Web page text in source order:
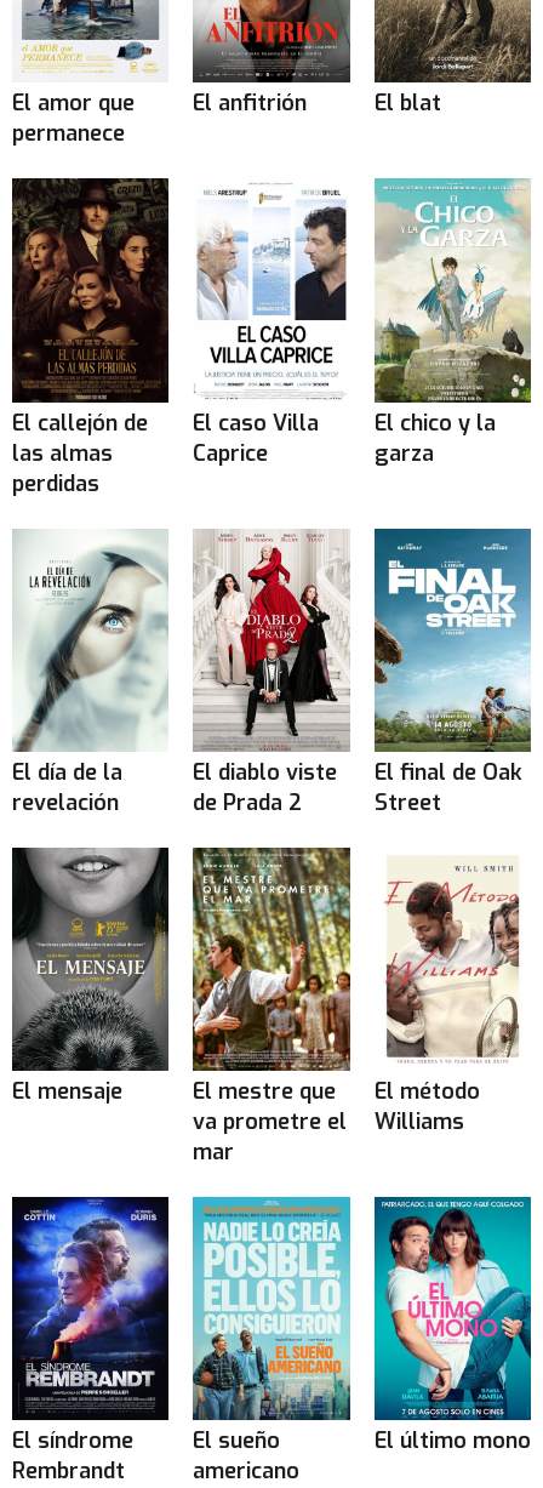
El amor que
permanece
El anfitrión El blat
El callejón de
las almas
perdidas
El caso Villa
Caprice
El chico y la
garza
El día de la
revelación
El diablo viste
de Prada 2
El final de Oak
Street
El mensaje
El mestre que
va prometre el
mar
El método
Williams
El síndrome
Rembrandt
El sueño
americano
El último mono